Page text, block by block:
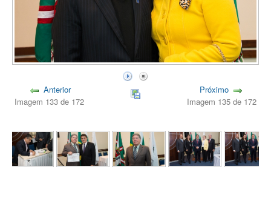
Anterior
Imagem 133 de 172
Próximo
Imagem 135 de 172